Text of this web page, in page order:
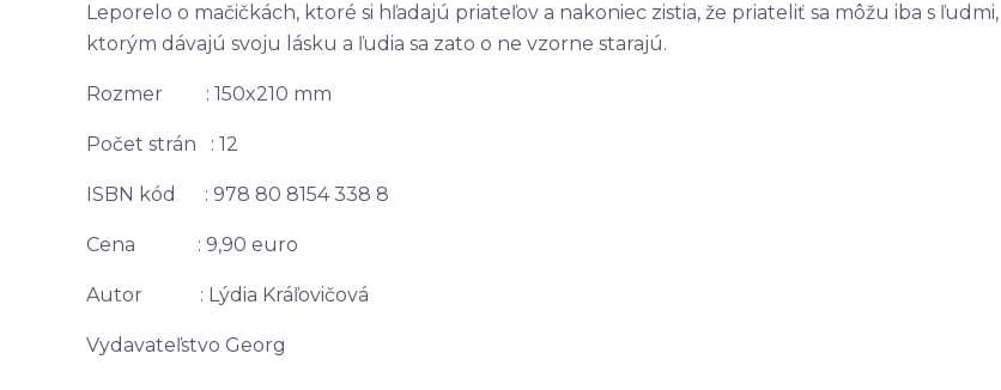
Leporelo o mačičkách, ktoré si hľadajú priateľov a nakoniec zistia, že priateliť sa môžu iba s ľudmi,
ktorým dávajú svoju lásku a ľudia sa zato o ne vzorne starajú.
Rozmer : 150x210 mm
Počet strán : 12
ISBN kód : 978 80 8154 338 8
Cena : 9,90 euro
Autor : Lýdia Kráľovičová
Vydavateľstvo Georg